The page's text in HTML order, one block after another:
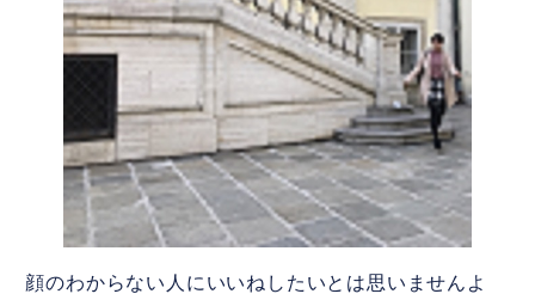
顔のわからない人にいいねしたいとは思いませんよ